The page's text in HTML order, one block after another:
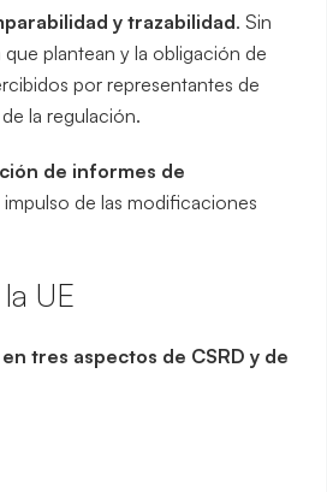
y trazabilidad. Sin
plantean y la obligación de
por representantes de
la regulación.
de informes de
de las modificaciones
UE
tres aspectos de CSRD y de